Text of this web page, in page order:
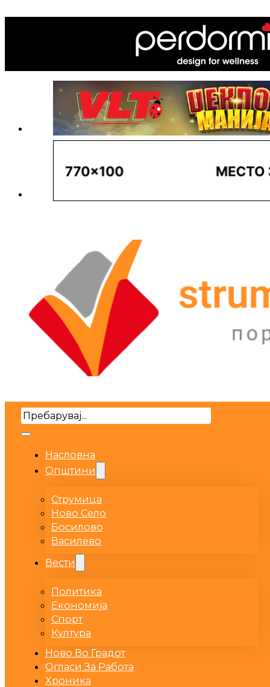
Search
Насловна
Општини
Струмица
Ново Село
Босилово
Василево
Вести
Политика
Економија
Спорт
Култура
Ново Во Градот
Огласи За Работа
Хроника